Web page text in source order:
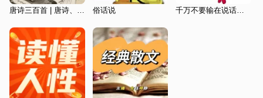
俗话说 千万不要输在说话上：商务口才训练